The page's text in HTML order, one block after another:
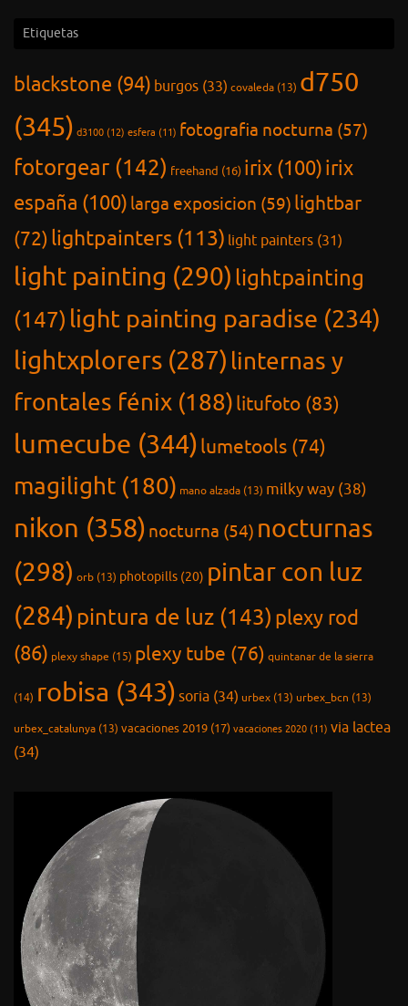
Etiquetas
blackstone (94) burgos (33) covaleda (13) d750
(345) d3100 (12) esfera (11) fotografia nocturna (57)
fotorgear (142) freehand (16) irix (100)irix
españa (100) larga exposicion (59) lightbar
(72)lightpainters (113) light painters (31)
light painting (290) lightpainting
(147) light painting paradise (234)
lightxplorers (287) linternas y
frontales fénix (188)litufoto (83)
lumecube (344)lumetools (74)
magilight (180) mano alzada (13) milky way (38)
nikon (358) nocturna (54) nocturnas
(298) orb (13) photopills (20) pintar con luz
(284) pintura de luz (143) plexy rod
(86) plexy shape (15) plexy tube (76) quintanar de la sierra
(14) robisa (343)soria (34) urbex (13) urbex_bcn (13)
urbex_catalunya (13) vacaciones 2019 (17) vacaciones 2020 (11) via lactea
(34)